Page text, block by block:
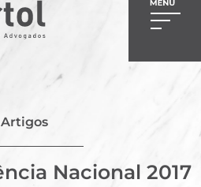
Artigos
Nacional 2017